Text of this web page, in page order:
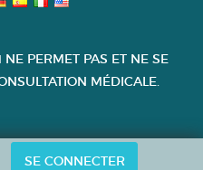
SE CONNECTER
NE PERMET PAS ET NE SE
MÉDICALE.